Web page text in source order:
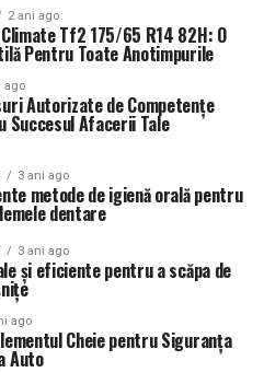
2 ani ago
Tf2 175/65 R14 82H: O
Pentru Toate Anotimpurile
ago
Autorizate de Competențe
Succesul Afacerii Tale
3 ani ago
metode de igienă orală pentru
dentare
3 ani ago
și eficiente pentru a scăpa de
ago
Cheie pentru Siguranța
Auto